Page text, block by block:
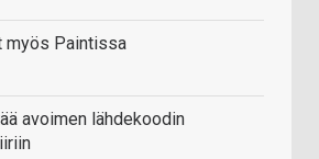
myös Paintissa
avoimen lähdekoodin